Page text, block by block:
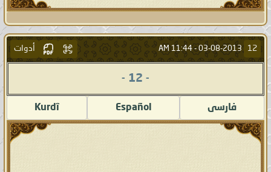
12
03-08-2013 -
11:44 AM أدوات
- 12 -
فارسى Español
Kurdî